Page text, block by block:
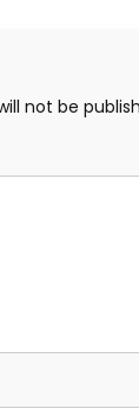
not be